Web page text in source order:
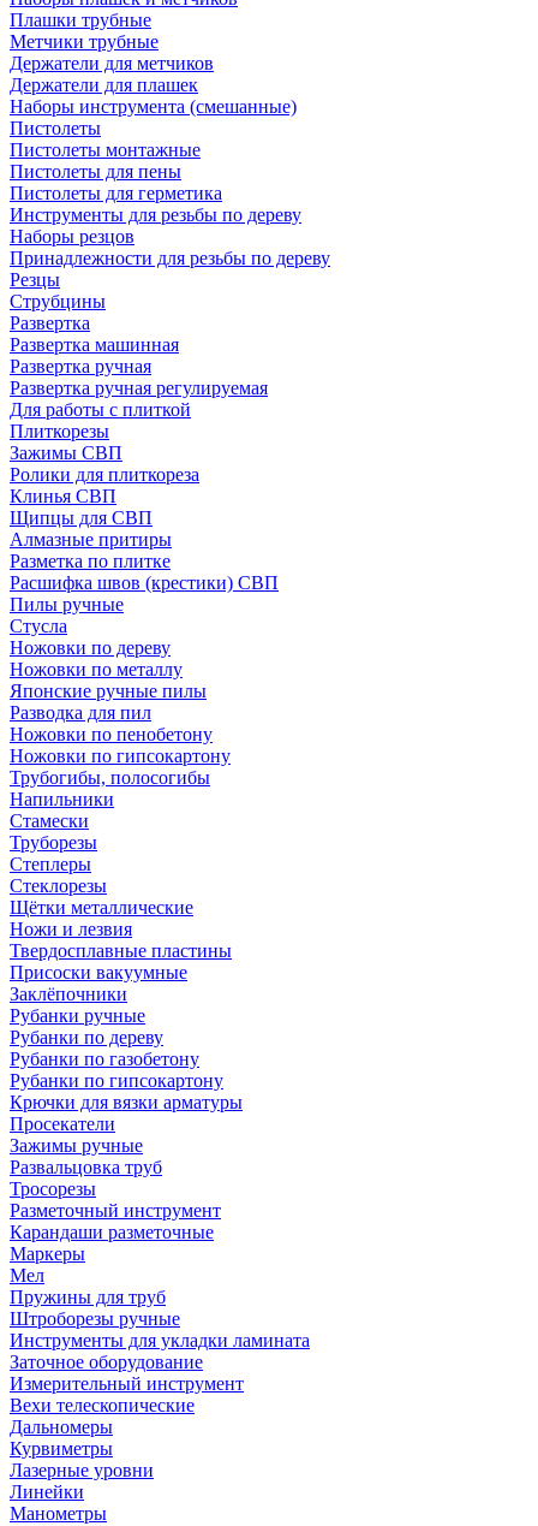
Плашки трубные
Метчики трубные
Держатели для метчиков
Держатели для плашек
Наборы инструмента (смешанные)
Пистолеты
Пистолеты монтажные
Пистолеты для пены
Пистолеты для герметика
Инструменты для резьбы по дереву
Наборы резцов
Принадлежности для резьбы по дереву
Резцы
Струбцины
Развертка
Развертка машинная
Развертка ручная
Развертка ручная регулируемая
Для работы с плиткой
Плиткорезы
Зажимы СВП
Ролики для плиткореза
Клинья СВП
Щипцы для СВП
Алмазные притиры
Разметка по плитке
Расшифка швов (крестики) СВП
Пилы ручные
Стусла
Ножовки по дереву
Ножовки по металлу
Японские ручные пилы
Разводка для пил
Ножовки по пенобетону
Ножовки по гипсокартону
Трубогибы, полосогибы
Напильники
Стамески
Труборезы
Степлеры
Стеклорезы
Щётки металлические
Ножи и лезвия
Твердосплавные пластины
Присоски вакуумные
Заклёпочники
Рубанки ручные
Рубанки по дереву
Рубанки по газобетону
Рубанки по гипсокартону
Крючки для вязки арматуры
Просекатели
Зажимы ручные
Развальцовка труб
Тросорезы
Разметочный инструмент
Карандаши разметочные
Маркеры
Мел
Пружины для труб
Штроборезы ручные
Инструменты для укладки ламината
Заточное оборудование
Измерительный инструмент
Вехи телескопические
Дальномеры
Курвиметры
Лазерные уровни
Линейки
Манометры